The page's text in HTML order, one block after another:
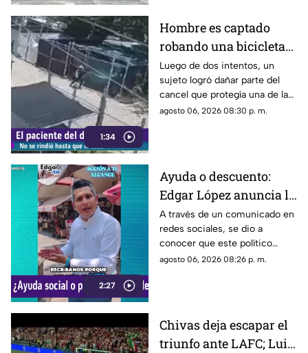
1:34
Hombre es captado
robando una bicicleta
al ingresar a cochera
ajena en calle Rancho
Rodeo
Luego de dos intentos, un
sujeto logró dañar parte del
cancel que protegía una de las
puertas de una cochera
agosto 06, 2026 08:30 p. m.
2:27
Ayuda o descuento:
Edgar López anuncia la
nueva estrategia para
ayudar algunas
familias
A través de un comunicado en
redes sociales, se dio a
conocer que este político
presuntamente busca ayudar a
agosto 06, 2026 08:26 p. m.
Chivas deja escapar el
triunfo ante LAFC; Luis